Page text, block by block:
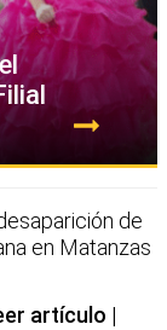
de
en Matanzas
artículo